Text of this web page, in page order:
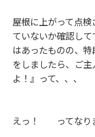
屋根に上がって点
ていないか確認し
はあったものの、
をしましたら、ご
よ！』って、、、
えっ！ ってなり